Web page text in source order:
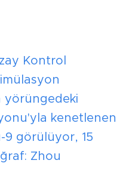
Kontrol
yörüngedeki
kenetlenen
9 görülüyor, 15
Zhou